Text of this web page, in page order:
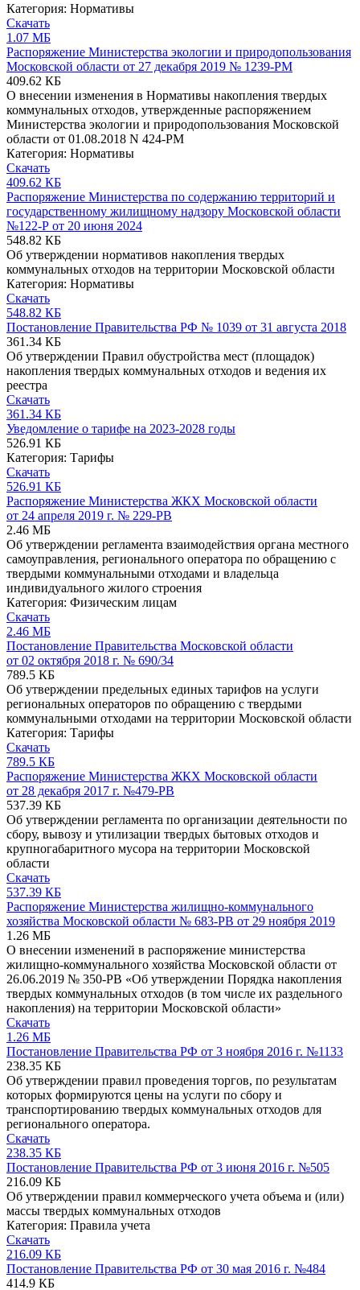
Категория: Нормативы
Скачать
1.07 МБ
Распоряжение Министерства экологии и природопользования
Московской области от 27 декабря 2019 № 1239-РМ
409.62 КБ
О внесении изменения в Нормативы накопления твердых
коммунальных отходов, утвержденные распоряжением
Министерства экологии и природопользования Московской
области от 01.08.2018 N 424-РМ
Категория: Нормативы
Скачать
409.62 КБ
Распоряжение Министерства по содержанию территорий и
государственному жилищному надзору Московской области
№122-Р от 20 июня 2024
548.82 КБ
Об утверждении нормативов накопления твердых
коммунальных отходов на территории Московской области
Категория: Нормативы
Скачать
548.82 КБ
Постановление Правительства РФ № 1039 от 31 августа 2018
361.34 КБ
Об утверждении Правил обустройства мест (площадок)
накопления твердых коммунальных отходов и ведения их
реестра
Скачать
361.34 КБ
Уведомление о тарифе на 2023-2028 годы
526.91 КБ
Категория: Тарифы
Скачать
526.91 КБ
Распоряжение Министерства ЖКХ Московской области
от 24 апреля 2019 г. № 229-РВ
2.46 МБ
Об утверждении регламента взаимодействия органа местного
самоуправления, регионального оператора по обращению с
твердыми коммунальными отходами и владельца
индивидуального жилого строения
Категория: Физическим лицам
Скачать
2.46 МБ
Постановление Правительства Московской области
от 02 октября 2018 г. № 690/34
789.5 КБ
Об утверждении предельных единых тарифов на услуги
региональных операторов по обращению с твердыми
коммунальными отходами на территории Московской области
Категория: Тарифы
Скачать
789.5 КБ
Распоряжение Министерства ЖКХ Московской области
от 28 декабря 2017 г. №479-РВ
537.39 КБ
Об утверждении регламента по организации деятельности по
сбору, вывозу и утилизации твердых бытовых отходов и
крупногабаритного мусора на территории Московской
области
Скачать
537.39 КБ
Распоряжение Министерства жилищно-коммунального
хозяйства Московской области № 683-РВ от 29 ноября 2019
1.26 МБ
О внесении изменений в распоряжение министерства
жилищно-коммунального хозяйства Московской области от
26.06.2019 № 350-РВ «Об утверждении Порядка накопления
твердых коммунальных отходов (в том числе их раздельного
накопления) на территории Московской области»
Скачать
1.26 МБ
Постановление Правительства РФ от 3 ноября 2016 г. №1133
238.35 КБ
Об утверждении правил проведения торгов, по результатам
которых формируются цены на услуги по сбору и
транспортированию твердых коммунальных отходов для
регионального оператора.
Скачать
238.35 КБ
Постановление Правительства РФ от 3 июня 2016 г. №505
216.09 КБ
Об утверждении правил коммерческого учета объема и (или)
массы твердых коммунальных отходов
Категория: Правила учета
Скачать
216.09 КБ
Постановление Правительства РФ от 30 мая 2016 г. №484
414.9 КБ